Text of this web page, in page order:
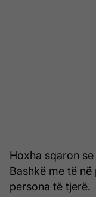
Hoxha sqaron
Bashkë me të
persona të tjerë.